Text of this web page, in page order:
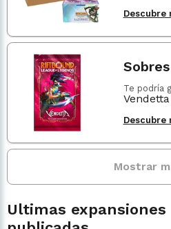
Descubre
Sobres
Te podría
Descubre
Mostrar
Ultimas expansiones